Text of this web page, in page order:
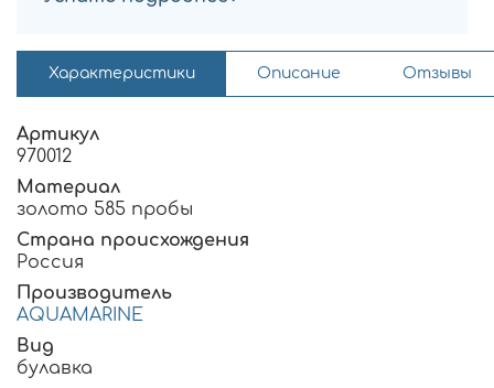
Характеристики Описание Отзывы
Артикул
970012
Материал
золото 585 пробы
Страна происхождения
Россия
Производитель
AQUAMARINE
Вид
булавка